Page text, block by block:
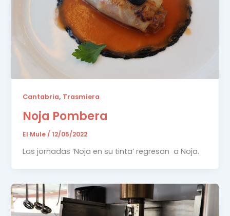
Cantabria, Trasmiera
Noja Pombera
El Mule /12/05/2022
Las jornadas ‘Noja en su tinta’ regresan a Noja.